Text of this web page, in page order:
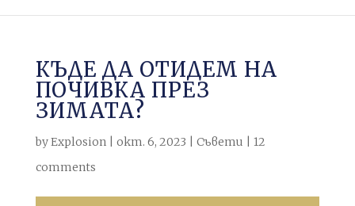
КЪДЕ ДА ОТИДЕМ НА
ПОЧИВКА ПРЕЗ
ЗИМАТА?
byExplosion| окт. 6, 2023 Съвети
12
comments